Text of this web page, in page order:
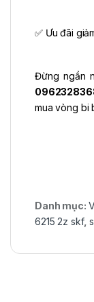
✅ Ưu đãi
Đừng ngần
mua vòng bi
Danh mục:
6215 2z skf,